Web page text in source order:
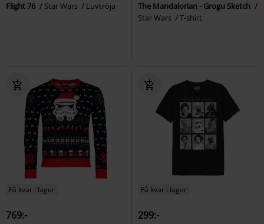
Flight 76 Star Wars Luvtröja
The Mandalorian - Grogu Sketch
Star Wars
T-shirt
Få kvar i lager
769:-
Få kvar i lager
299:-